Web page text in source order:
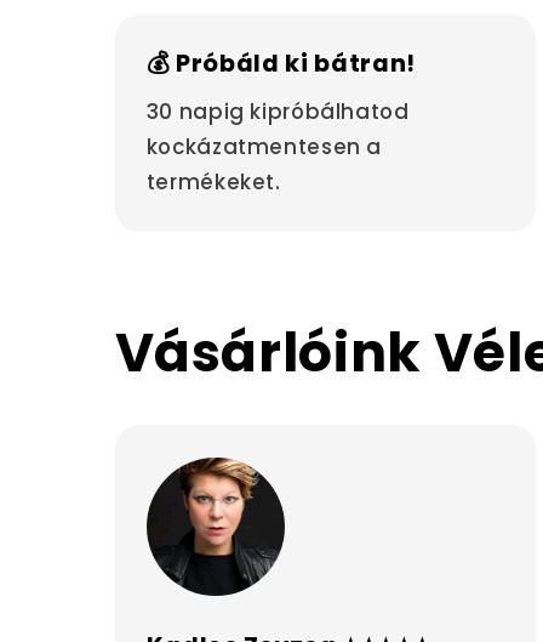
💰 Próbáld ki bátran!
30 napig kipróbálhatod
kockázatmentesen a
termékeket.
Vásárlóink